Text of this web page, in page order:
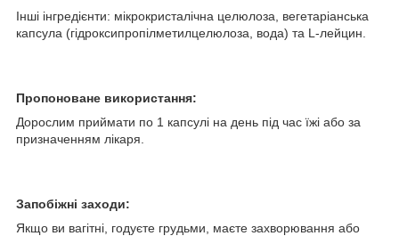
Інші інгредієнти: мікрокристалічна целюлоза, вегетаріанська
капсула (гідроксипропілметилцелюлоза, вода) та L-лейцин.
Пропоноване використання:
Дорослим приймати по 1 капсулі на день під час їжі або за
призначенням лікаря.
Запобіжні заходи:
Якщо ви вагітні, годуєте грудьми, маєте захворювання або